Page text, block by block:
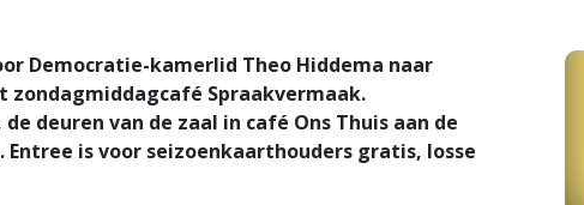
Democratie-kamerlid Theo Hiddema naar
zondagmiddagcafé Spraakvermaak.
deuren van de zaal in café Ons Thuis aan de
Entree is voor seizoenkaarthouders gratis, losse